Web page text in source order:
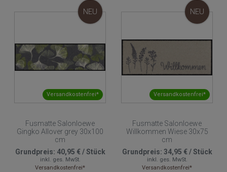
Versandkostenfrei*
NEU
Fusmatte Salonloewe
Gingko Allover grey 30x100
cm
Grundpreis: 40,95 €/Stück
inkl. ges. MwSt.
Versandkostenfrei*
Versandkostenfrei*
NEU
Fusmatte Salonloewe
Willkommen Wiese 30x75
cm
Grundpreis: 34,95 €/Stück
inkl. ges. MwSt.
Versandkostenfrei*